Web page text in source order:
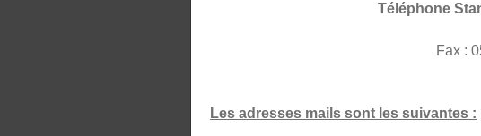
Téléphone
Fax :
Les adresses mails sont les suivantes :